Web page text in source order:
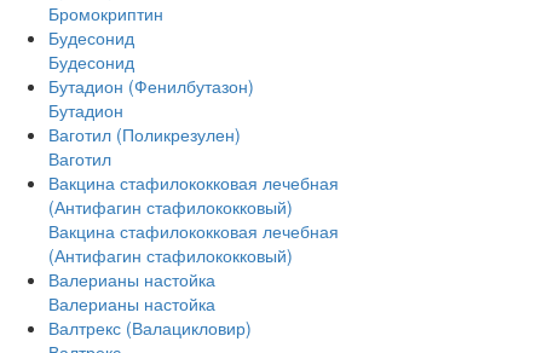
Бромокриптин
Будесонид
Будесонид
Бутадион (Фенилбутазон)
Бутадион
Ваготил (Поликрезулен)
Ваготил
Вакцина стафилококковая лечебная
(Антифагин стафилококковый)
Вакцина стафилококковая лечебная
(Антифагин стафилококковый)
Валерианы настойка
Валерианы настойка
Валтрекс (Валацикловир)